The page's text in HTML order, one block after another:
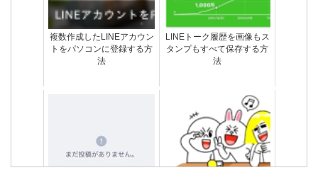
複数作成したLINEアカウン
トをパソコンに登録する方
法
LINEトーク履歴を画像もス
タンプもすべて保存する方
法